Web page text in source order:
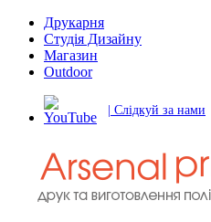
Друкарня
Студія Дизайну
Магазин
Outdoor
| Слідкуй за нами